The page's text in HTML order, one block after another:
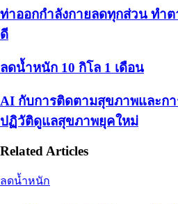
ท่าออกกำลังกายลดทุกส่วน ทำ
ดี
ลดน้ำหนัก 10 กิโล 1 เดือน
AI กับการติดตามสุขภาพและกา
ปฏิวัติดูแลสุขภาพยุคใหม่
Related Articles
ลดน้ำหนัก